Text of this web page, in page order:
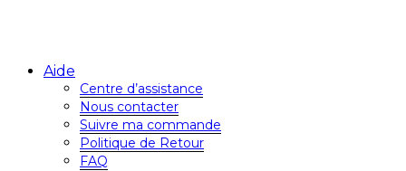
Aide
Centre d’assistance
Nous contacter
Suivre ma commande
Politique de Retour
FAQ